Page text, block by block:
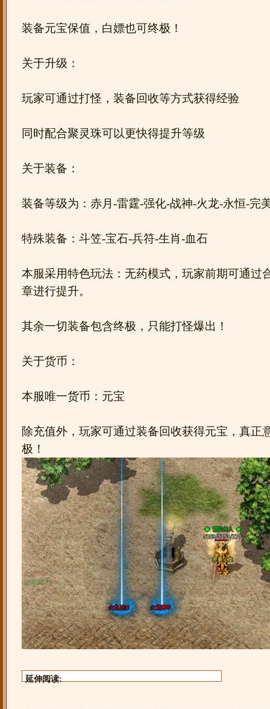
装备元宝保值，白嫖也可终极！
关于升级：
玩家可通过打怪，装备回收等方式获得经验
同时配合聚灵珠可以更快得提升等级
关于装备：
装备等级为：赤月-雷霆-强化-战神-火龙-永恒-完
特殊装备：斗笠-宝石-兵符-生肖-血石
本服采用特色玩法：无药模式，玩家前期可通过
章进行提升。
其余一切装备包含终极，只能打怪爆出！
关于货币：
本服唯一货币：元宝
除充值外，玩家可通过装备回收获得元宝，真正
极！
延伸阅读: